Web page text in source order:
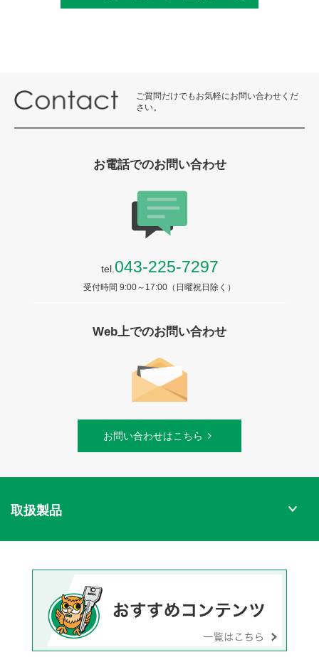
ご質問だけでもお気軽にお問い合わせくだ
さい。
お電話でのお問い合わせ
tel. 043-225-7297
受付時間 9:00～17:00（日曜祝日除く）
Web上でのお問い合わせ
お問い合わせはこちら
取扱製品